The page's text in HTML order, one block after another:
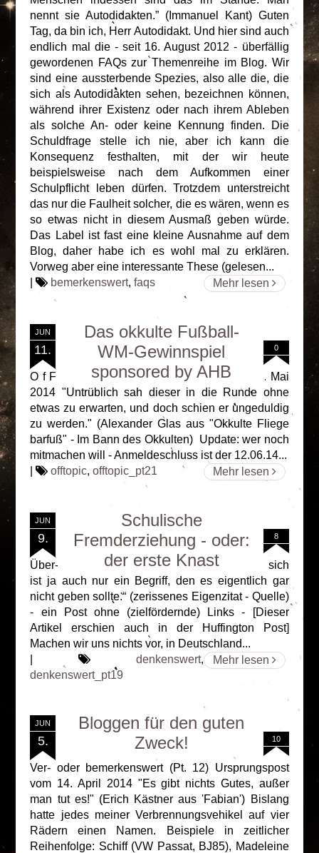
nennt sie Autodidakten.” (Immanuel Kant) Guten
Tag, da bin ich, Herr Autodidakt. Und hier sind auch
endlich mal die - seit 16. August 2012 - überfällig
gewordenen FAQs zur Themenreihe im Blog. Wir
sind eine aussterbende Spezies, also alle die, die
sich als Autodidakten sehen, bezeichnen können,
während ihrer Existenz oder nach ihrem Ableben
als solche An- oder keine Kennung finden. Die
Schuldfrage stelle ich nie, aber ich kann die
Konsequenz festhalten, mit der wir heute
beispielsweise nach dem Aufkommen einer
Schulpflicht leben dürfen. Trotzdem unterstreicht
das nur die Faulheit solcher, die es wären, wenn es
so etwas nicht in diesem Ausmaß geben würde.
Das Label ist fast eine kleine Ausnahme auf dem
Blog, daher habe ich es wohl mal zu erklären.
Vorweg aber eine interessante These (gelesen...
Mehr lesen
| bemerkenswert,faqs
JUN
11.
Das okkulte Fußball-
WM-Gewinnspiel
sponsored by AHB
0
O f F t O p I c (Pt. 21) Ursprungspost vom 23. Mai
2014 "Untrüblich sah dieser in die Runde ohne
etwas zu erwarten, und doch schien er ungeduldig
zu werden." (Alexander Glas aus "Okkulte Fliege
barfuß" - Im Bann des Okkulten) Update: wer noch
mitmachen will - Anmeldeschluss ist der 12.06.14...
Mehr lesen
| offtopic,offtopic_pt21
JUN
9.
Schulische
Fremderziehung - oder:
der erste Knast
8
Über- oder bedenkenswert (Pt. 19) „Freiheit an sich
ist ja auch nur ein Begriff, den es eigentlich gar
nicht geben sollte.“ (zerissenes Eigenzitat - Quelle)
- ein Post ohne (zielfördernde) Links - [Dieser
Artikel erschien auch in der Huffington Post]
Machen wir uns nichts vor, in Deutschland...
Mehr lesen
denkenswert,
denkenswert_pt19
JUN
5.
Bloggen für den guten
Zweck!
10
Ver- oder bemerkenswert (Pt. 12) Ursprungspost
vom 14. April 2014 "Es gibt nichts Gutes, außer
man tut es!" (Erich Kästner aus 'Fabian') Bislang
hatte jedes meiner Verbrennungsvehikel auf vier
Rädern einen Namen. Beispiele in zeitlicher
Reihenfolge: Schiff (VW Passat, BJ85), Madeleine